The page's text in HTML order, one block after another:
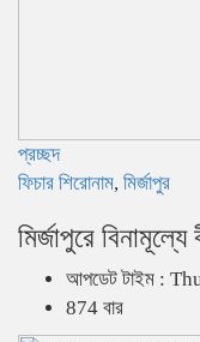
প্রচ্ছদ
ফিচার শিরোনাম, মির্জাপুর
মির্জাপুরে
আপডেট টাইম :
874 বার